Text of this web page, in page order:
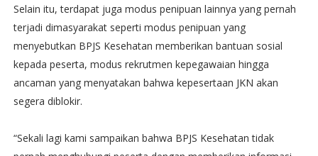
Selain itu, terdapat juga modus penipuan lainnya yang pernah
terjadi dimasyarakat seperti modus penipuan yang
menyebutkan BPJS Kesehatan memberikan bantuan sosial
kepada peserta, modus rekrutmen kepegawaian hingga
ancaman yang menyatakan bahwa kepesertaan JKN akan
segera diblokir.
“Sekali lagi kami sampaikan bahwa BPJS Kesehatan tidak